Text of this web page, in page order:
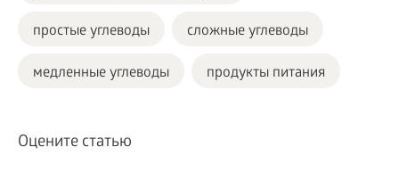
простые углеводы сложные углеводы
медленные углеводы продукты питания
Оцените статью